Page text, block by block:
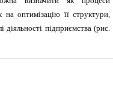
оптимізацію її структури,
підприємства (рис.